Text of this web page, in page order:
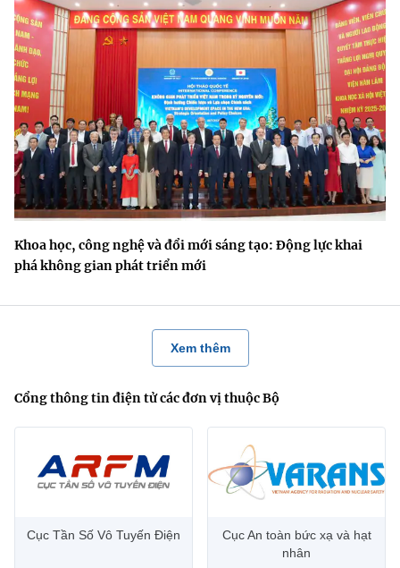
Khoa học, công nghệ và đổi mới sáng tạo: Động lực khai
phá không gian phát triển mới
Xem thêm
Cổng thông tin điện tử các đơn vị thuộc Bộ
Cục Tần Số Vô Tuyến Điện
Cục An toàn bức xạ và hạt
nhân